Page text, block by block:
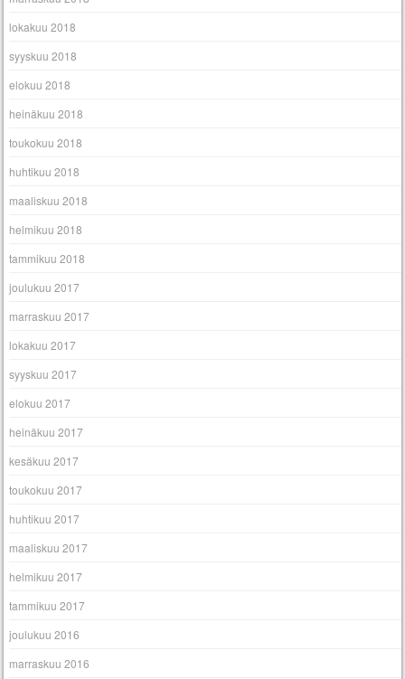
lokakuu 2018
syyskuu 2018
elokuu 2018
heinäkuu 2018
toukokuu 2018
huhtikuu 2018
maaliskuu 2018
helmikuu 2018
tammikuu 2018
joulukuu 2017
marraskuu 2017
lokakuu 2017
syyskuu 2017
elokuu 2017
heinäkuu 2017
kesäkuu 2017
toukokuu 2017
huhtikuu 2017
maaliskuu 2017
helmikuu 2017
tammikuu 2017
joulukuu 2016
marraskuu 2016